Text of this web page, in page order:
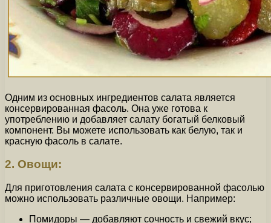
Одним из основных ингредиентов салата является
консервированная фасоль. Она уже готова к
употреблению и добавляет салату богатый белковый
компонент. Вы можете использовать как белую, так и
красную фасоль в салате.
2. Овощи:
Для приготовления салата с консервированной фасолью
можно использовать различные овощи. Например:
Помидоры — добавляют сочность и свежий вкус;